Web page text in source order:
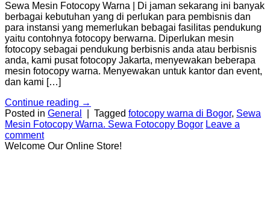
Sewa Mesin Fotocopy Warna | Di jaman sekarang ini banyak
berbagai kebutuhan yang di perlukan para pembisnis dan
para instansi yang memerlukan bebagai fasilitas pendukung
yaitu contohnya fotocopy berwarna. Diperlukan mesin
fotocopy sebagai pendukung berbisnis anda atau berbisnis
anda, kami pusat fotocopy Jakarta, menyewakan beberapa
mesin fotocopy warna. Menyewakan untuk kantor dan event,
dan kami […]
Continue reading →
Posted in General Tagged fotocopy warna di Bogor, Sewa
Mesin Fotocopy Warna. Sewa Fotocopy Bogor Leave a
comment
Welcome Our Online Store!